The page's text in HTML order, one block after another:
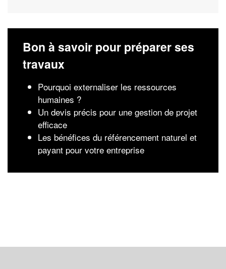
Bon à savoir pour préparer ses
travaux
Pourquoi externaliser les ressources
humaines ?
Un devis précis pour une gestion de projet
efficace
Les bénéfices du référencement naturel et
payant pour votre entreprise